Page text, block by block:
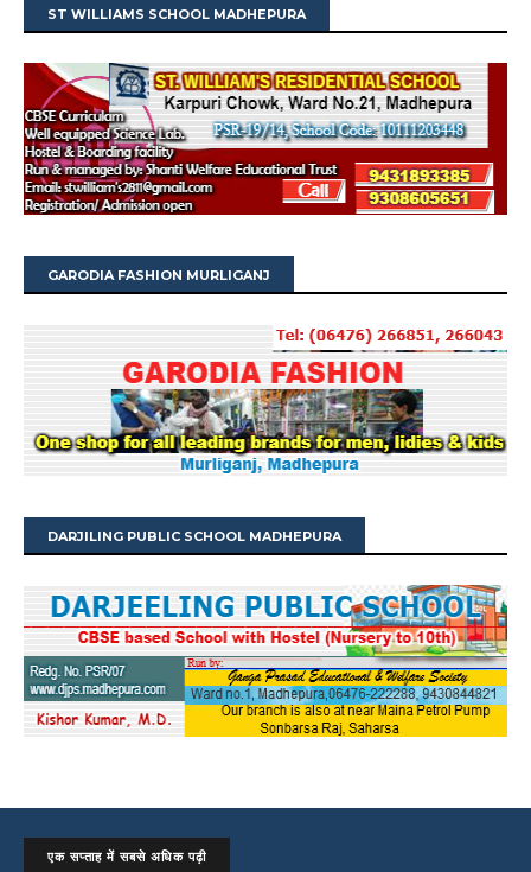
ST WILLIAMS SCHOOL MADHEPURA
GARODIA FASHION MURLIGANJ
DARJILING PUBLIC SCHOOL MADHEPURA
एक सप्ताह में सबसे अधिक पढ़ी